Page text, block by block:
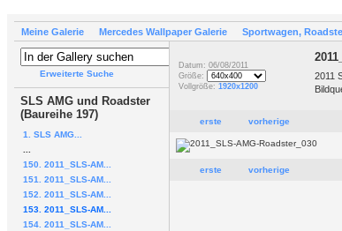
Meine Galerie Mercedes Wallpaper Galerie Sportwagen,
Erweiterte Suche
SLS AMG und Roadster
(Baureihe 197)
1. SLS AMG...
150. 2011_SLS-AM...
151. 2011_SLS-AM...
152. 2011_SLS-AM...
153. 2011_SLS-AM...
154. 2011_SLS-AM...
Datum: 06/08/2011
Größe:
Vollgröße: 1920x1200
2011
erste vorherige
erste vorherige